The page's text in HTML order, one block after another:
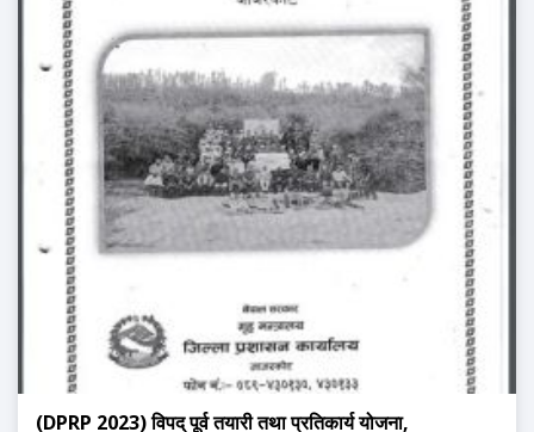
(DPRP 2023) विपद् पूर्व तयारी तथा प्रतिकार्य योजना,